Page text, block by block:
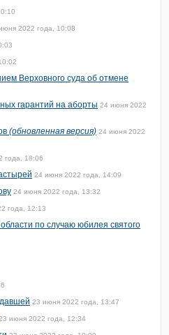
2022 года, 10:08
Верховного суда об отмене
гарантий на аборты 24 июня 2022
(обновленная версия) 24 июня 2022
года, 18:06
24 июня 2022 года, 14:09
24 июня 2022 года, 13:32
года, 12:13
по случаю юбилея святого
23 июня 2022 года, 13:47
июня 2022 года, 12:34